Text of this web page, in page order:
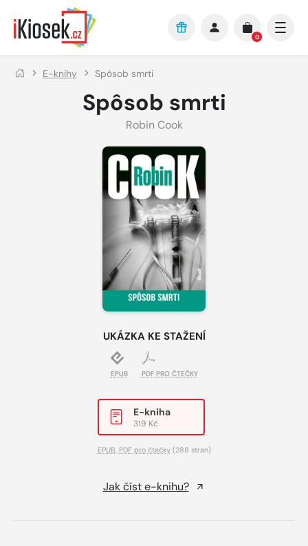
Přejít na hlavní obsah
0
E-knihy Spôsob smrti
Spôsob smrti
Robin Cook
UKÁZKA KE STAŽENÍ
EPUB PDF PRO ČTEČKY
E-kniha
319 Kč
EPUB PDF pro čtečky(288 stran)
Jak číst e-knihu?